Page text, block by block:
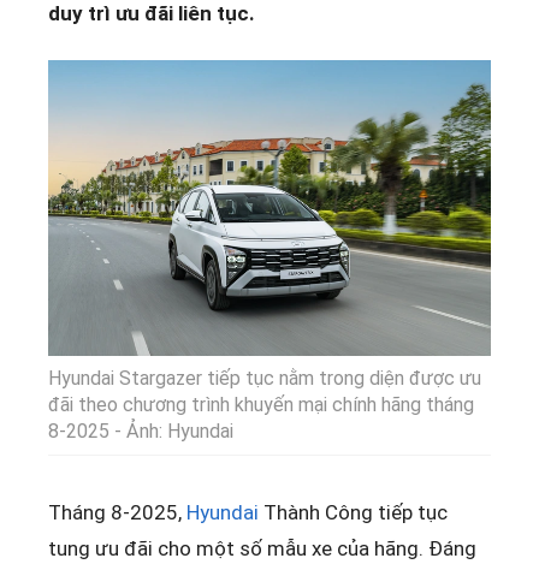
duy trì ưu đãi liên tục.
Hyundai Stargazer tiếp tục nằm trong diện được ưu
đãi theo chương trình khuyến mại chính hãng tháng
8-2025 - Ảnh: Hyundai
Tháng 8-2025, Hyundai Thành Công tiếp tục
tung ưu đãi cho một số mẫu xe của hãng. Đáng